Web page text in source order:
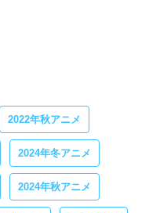
2022年秋アニメ
2024年冬アニメ
2024年秋アニメ